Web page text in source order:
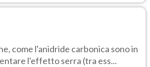
come l'anidride carbonica sono in
l'effetto serra (tra ess...